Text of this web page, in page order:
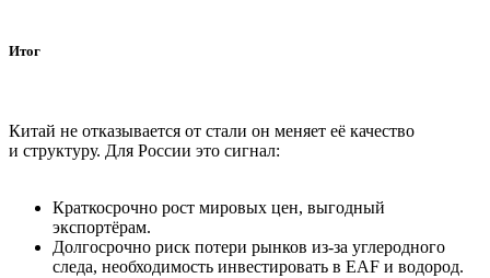
Итог
Китай не отказывается от стали он меняет её качество
и структуру. Для России это сигнал:
Краткосрочно рост мировых цен, выгодный
экспортёрам.
Долгосрочно риск потери рынков из-за углеродного
следа, необходимость инвестировать в EAF и водород.